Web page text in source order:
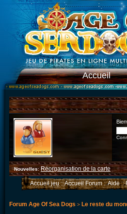
Accueil
Nouvelles: Réorganisation de la carte
Accueil jeu::Accueil Forum::Aide::
Forum Age Of Sea Dogs > Le reste du